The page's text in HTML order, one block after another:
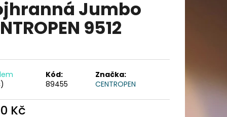
Jumbo
9512
Kód:
89455
Značka:
CENTROPEN
Kč